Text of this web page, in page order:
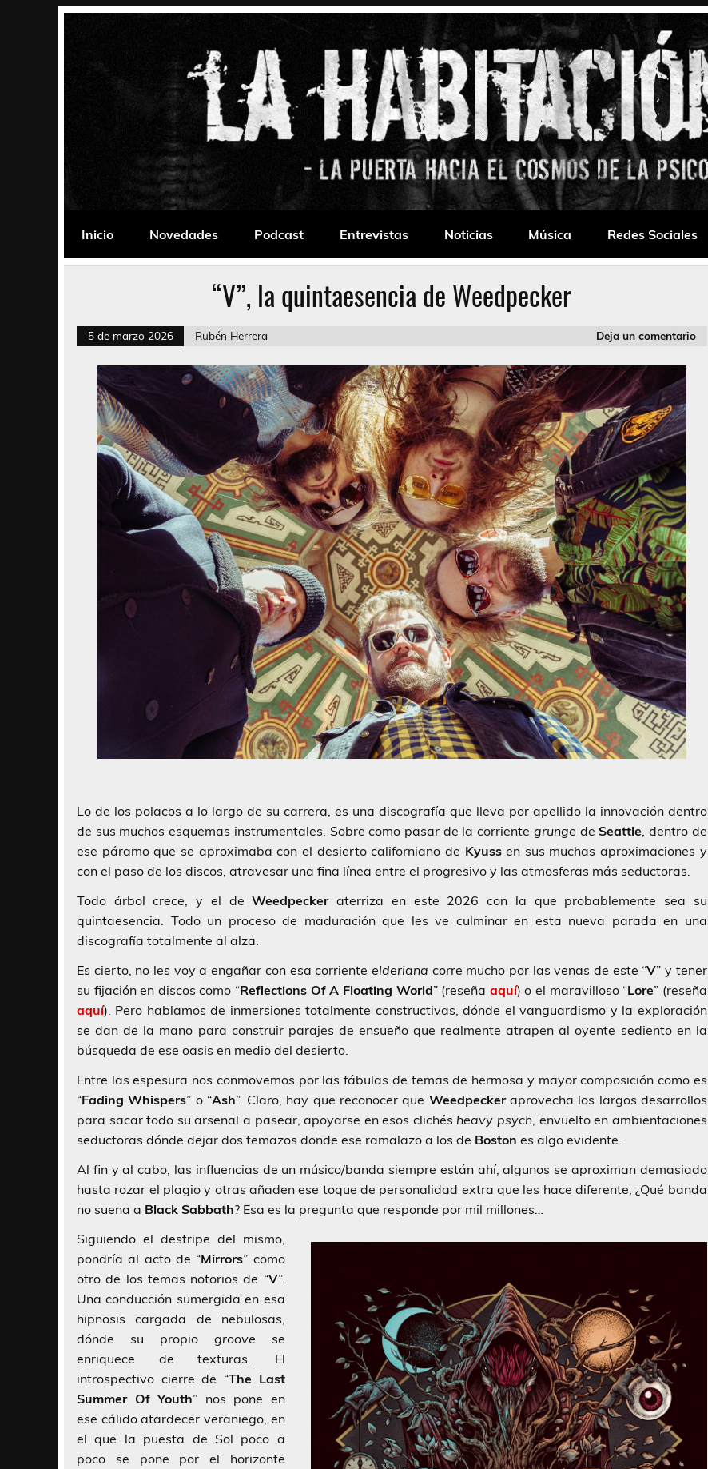
La Habitación 235
Inicio
Novedades Podcast Entrevistas Noticias Música Redes Sociales
“V”, la quintaesencia de Weedpecker
5 de marzo 2026 Rubén Herrera Deja un comentario
Lo de los polacos a lo largo de su carrera, es una discografía que lleva por apellido la innovación dentro
de sus muchos esquemas instrumentales. Sobre como pasar de la corriente grunge deSeattle , dentro de
ese páramo que se aproximaba con el desierto californiano de Kyussen sus muchas aproximaciones y
con el paso de los discos, atravesar una fina línea entre el progresivo y las atmosferas más seductoras.
Todo árbol crece, y el deWeedpeckeraterriza en este 2026 con la que probablemente sea su
quintaesencia. Todo un proceso de maduración que les ve culminar en esta nueva parada en una
discografía totalmente al alza.
Es cierto, no les voy a engañar con esa corriente elderiana corre mucho por las venas de este “V” y tener
su fijación en discos como “Reflections Of A Floating World” (reseña aquí) o el maravilloso “Lore” (reseña
aquí). Pero hablamos de inmersiones totalmente constructivas, dónde el vanguardismo y la exploración
se dan de la mano para construir parajes de ensueño que realmente atrapen al oyente sediento en la
búsqueda de ese oasis en medio del desierto.
Entre las espesura nos conmovemos por las fábulas de temas de hermosa y mayor composición como es
“Fading Whispers” o “Ash”. Claro, hay que reconocer que Weedpeckeraprovecha los largos desarrollos
para sacar todo su arsenal a pasear, apoyarse en esos clichés heavy psych , envuelto en ambientaciones
seductoras dónde dejar dos temazos donde ese ramalazo a los de Boston es algo evidente.
Al fin y al cabo, las influencias de un músico/banda siempre están ahí, algunos se aproximan demasiado
hasta rozar el plagio y otras añaden ese toque de personalidad extra que les hace diferente, ¿Qué banda
no suena a Black Sabbath? Esa es la pregunta que responde por mil millones…
Siguiendo el destripe del mismo,
pondría al acto de “Mirrors” como
otro de los temas notorios de “V”.
Una conducción sumergida en esa
hipnosis cargada de nebulosas,
dónde su propio groove se
enriquece de texturas. El
introspectivo cierre de “The Last
Summer Of Youth” nos pone en
ese cálido atardecer veraniego, en
el que la puesta de Sol poco a
poco se pone por el horizonte